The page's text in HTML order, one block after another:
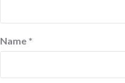
Name *